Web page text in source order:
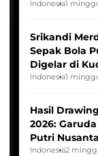
League
Indonesia1
Srikandi
Sepak Bola
Digelar di
Indonesia1
Hasil
2026:
Putri
Indonesia2